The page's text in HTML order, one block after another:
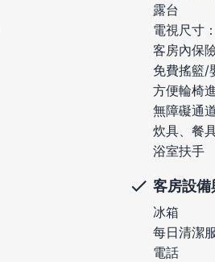
露台
電視尺寸
客房內保
免費搖籃/
方便輪椅
無障礙通
炊具、餐
浴室扶手
客房設備
冰箱
每日清潔
電話